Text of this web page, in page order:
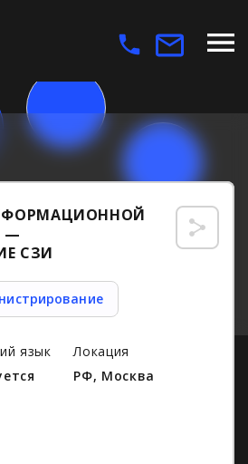
—
СЗИ
язык
Локация
РФ, Москва